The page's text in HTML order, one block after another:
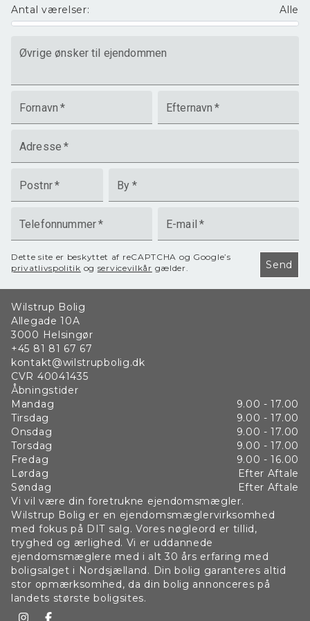
Antal værelser: Alle
Øvrige ønsker til ejendommen
Fornavn * Efternavn *
Adresse *
Postnr* By *
Telefonnummer* E-mail *
Dette site er beskyttet af reCAPTCHA og Google’s
privatlivspolitik og servicevilkår gælder. Send
Wilstrup Bolig
Allegade 10A
3000 Helsingør
+45 81 81 67 67
kontakt@wilstrupbolig.dk
CVR 40041435
Åbningstider
Mandag
9.00 - 17.00
Tirsdag
9.00 - 17.00
Onsdag
9.00 - 17.00
Torsdag
9.00 - 17.00
Fredag
9.00 - 16.00
Lørdag
Efter Aftale
Søndag
Efter Aftale
Vi vil være din foretrukne ejendomsmægler.
Wilstrup Bolig er en ejendomsmæglervirksomhed
med fokus på DIT salg. Vores nøgleord er tillid,
tryghed og ærlighed. Vi er uddannede
ejendomsmæglere med i alt 30 års erfaring med
boligsalget i Nordsjælland. Din bolig garanteres altid
stor opmærksomhed, da din bolig annonceres på
landets største boligsites.